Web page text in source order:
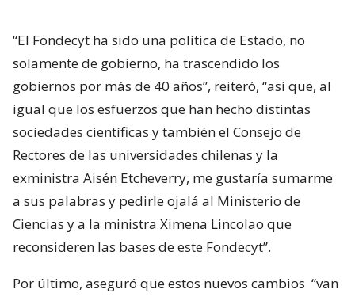
“El Fondecyt ha sido una política de Estado, no
solamente de gobierno, ha trascendido los
gobiernos por más de 40 años”, reiteró, “así que, al
igual que los esfuerzos que han hecho distintas
sociedades científicas y también el Consejo de
Rectores de las universidades chilenas y la
exministra Aisén Etcheverry, me gustaría sumarme
a sus palabras y pedirle ojalá al Ministerio de
Ciencias y a la ministra Ximena Lincolao que
reconsideren las bases de este Fondecyt”.
Por último, aseguró que estos nuevos cambios “van